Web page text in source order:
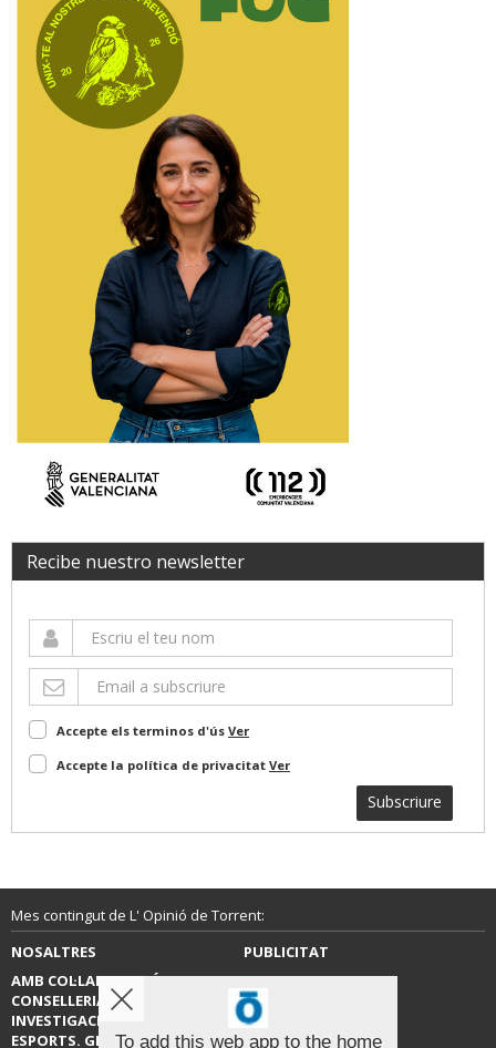
Recibe nuestro newsletter
Accepte els terminos d'ús Ver
Accepte la política de privacitat Ver
Subscriure
Mes contingut de L' Opinió de Torrent:
NOSALTRES
PUBLICITAT
AMB COL·LABORACIÓ DE LA
CONSELLERIA D’EDUCACIÓ,
INVESTIGACIÓ, CULTURA I
ESPORTS. GENERALITAT
CONTACTE
To add this web app to the home